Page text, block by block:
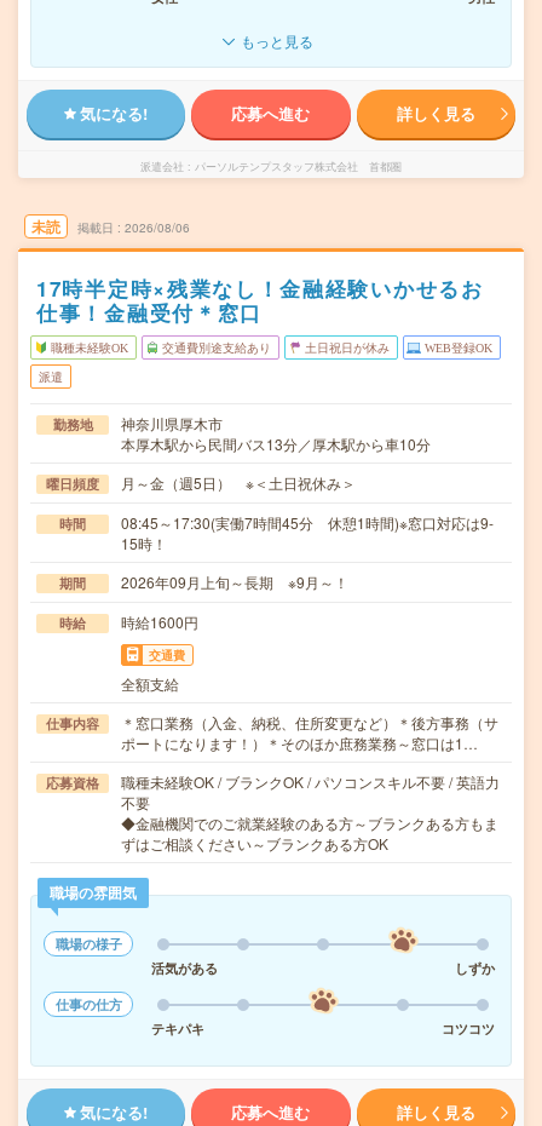
もっと見る
気になる! 応募へ進む 詳しく見る
派遣会社 パーソルテンプスタッフ株式会社 首都圏
未読 掲載日 2026/08/06
17時半定時×残業なし！金融経験いかせるお
仕事！金融受付＊窓口
職種未経験OK 交通費別途支給あり 土日祝日が休み WEB登録OK
派遣
勤務地
神奈川県厚木市
本厚木駅から民間バス13分／厚木駅から車10分
曜日頻度 月～金（週5日） ※＜土日祝休み＞
時間
08:45～17:30(実働7時間45分 休憩1時間)※窓口対応は9-
15時！
期間 2026年09月上旬～長期 ※9月～！
時給 時給1600円
交通費
全額支給
仕事内容
＊窓口業務（入金、納税、住所変更など）＊後方事務（サ
ポートになります！）＊そのほか庶務業務～窓口は1…
応募資格
職種未経験OK / ブランクOK / パソコンスキル不要 / 英語力
不要
◆金融機関でのご就業経験のある方～ブランクある方もま
ずはご相談ください～ブランクある方OK
職場の雰囲気
職場の様子
活気がある
しずか
仕事の仕方
テキパキ
コツコツ
気になる! 応募へ進む 詳しく見る